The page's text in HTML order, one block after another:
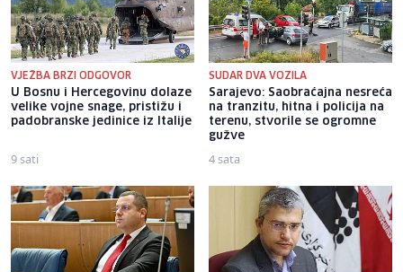
VJEŽBA BRZI ODGOVOR
U Bosnu i Hercegovinu dolaze
velike vojne snage, pristižu i
padobranske jedinice iz Italije
9 sati
SUDAR DVA VOZILA
Sarajevo: Saobraćajna nesreća
na tranzitu, hitna i policija na
terenu, stvorile se ogromne
gužve
4 sata